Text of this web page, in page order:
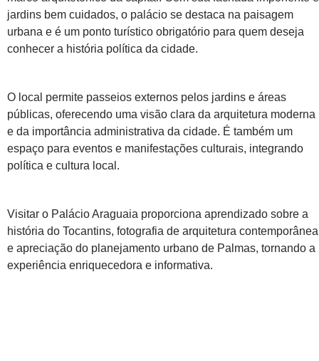
jardins bem cuidados, o palácio se destaca na paisagem
urbana e é um ponto turístico obrigatório para quem deseja
conhecer a história política da cidade.
O local permite passeios externos pelos jardins e áreas
públicas, oferecendo uma visão clara da arquitetura moderna
e da importância administrativa da cidade. É também um
espaço para eventos e manifestações culturais, integrando
política e cultura local.
Visitar o Palácio Araguaia proporciona aprendizado sobre a
história do Tocantins, fotografia de arquitetura contemporânea
e apreciação do planejamento urbano de Palmas, tornando a
experiência enriquecedora e informativa.